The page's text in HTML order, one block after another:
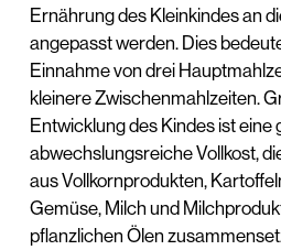
Ernährung des Kleinkindes an
angepasst werden. Dies
Einnahme von drei
kleinere Zwischenmahlzeiten.
Entwicklung des Kindes ist eine
abwechslungsreiche Vollkost,
aus Vollkornprodukten,
Gemüse, Milch und
pflanzlichen Ölen